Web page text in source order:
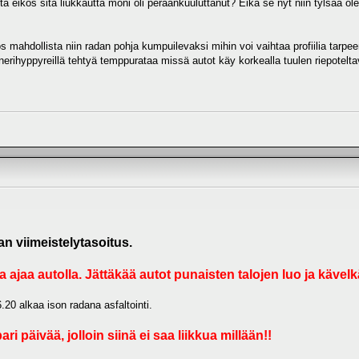
eikös sitä liukkautta moni oli peräänkuuluttanut? Eikä se nyt niin tylsää
mahdollista niin radan pohja kumpuilevaksi mihin voi vaihtaa profiilia
tehtyä temppurataa missä autot käy korkealla tuulen
viimeistelytasoitus.
ajaa autolla. Jättäkää autot punaisten talojen luo ja
alkaa ison radana asfaltointi.
päivää, jolloin siinä ei saa liikkua millään!!